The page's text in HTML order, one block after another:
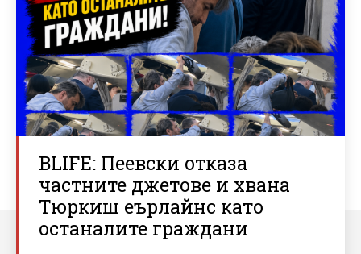
BLIFE: Пеевски отказа
частните джетове и хвана
Тюркиш еърлайнс като
останалите граждани